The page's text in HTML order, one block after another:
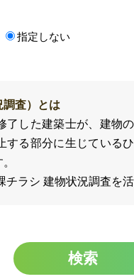
指定しない
査）とは
した建築士が、建物
する部分に生じている
チラシ 建物状況調査を